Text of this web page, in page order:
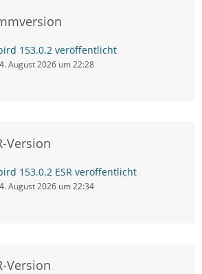
153.0.2 veröffentlicht
4. August 2026 um 22:28
Version
153.0.2 ESR veröffentlicht
4. August 2026 um 22:34
Version